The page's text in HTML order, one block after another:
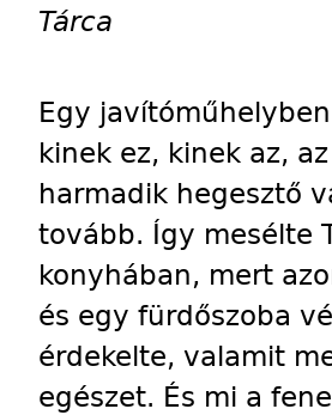
Tárca
Egy
kinek ez, kinek az,
harmadik hegesztő
tovább. Így mesélte
konyhában, mert
és egy fürdőszoba
érdekelte, valamit
egészet. És mi a